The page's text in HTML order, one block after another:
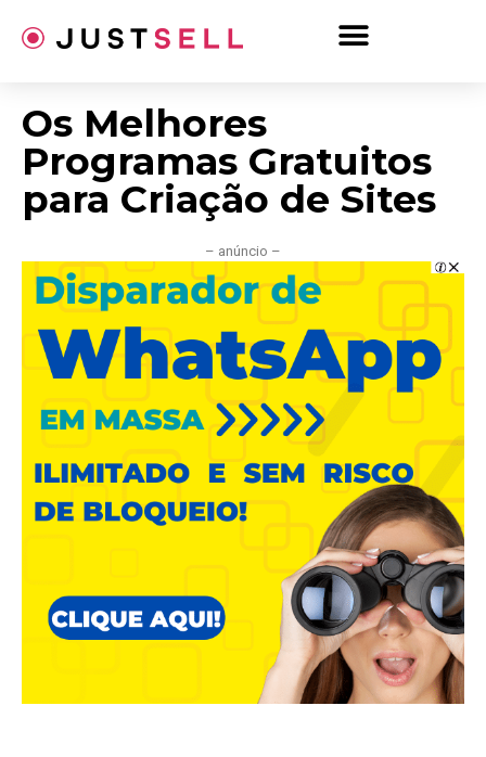
para
Os Melhores
Programas Gratuitos
para Criação de Sites
– anúncio –